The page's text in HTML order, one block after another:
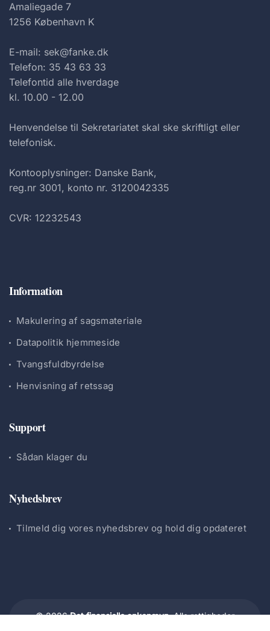
Amaliegade 7
1256 København K
E-mail: sek@fanke.dk
Telefon: 35 43 63 33
Telefontid alle hverdage
kl. 10.00 - 12.00
Henvendelse til Sekretariatet skal ske skriftligt eller
telefonisk.
Kontooplysninger: Danske Bank,
reg.nr 3001, konto nr. 3120042335
CVR: 12232543
Information
Makulering af sagsmateriale
Datapolitik hjemmeside
Tvangsfuldbyrdelse
Henvisning af retssag
Support
Sådan klager du
Nyhedsbrev
Tilmeld dig vores nyhedsbrev og hold dig opdateret
© 2026Det finansielle ankenævn.Alle rettigheder